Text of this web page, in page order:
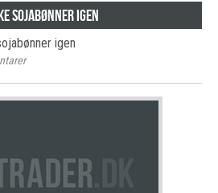
sojabønner igen
igen